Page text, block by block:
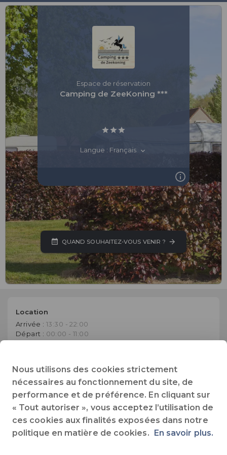
Espace de réservation
Camping de ZeeKoning ***
Langue : Français
QUAND SOUHAITEZ-VOUS VENIR ?
Location
Arrivée :13:30 - 22:00
Départ : 00:00 - 11:00
Départ :00:00 - 11:00
Site Internet
Accéder au site de l'établissement
0032 475 66 93 36
Téléphone
Nous utilisons des cookies strictement
nécessaires au fonctionnement du site, de
performance et de préférence. En cliquant sur
« Tout autoriser », vous acceptez l’utilisation de
ces cookies aux finalités exposées dans notre
politique en matière de cookies. En savoir plus.